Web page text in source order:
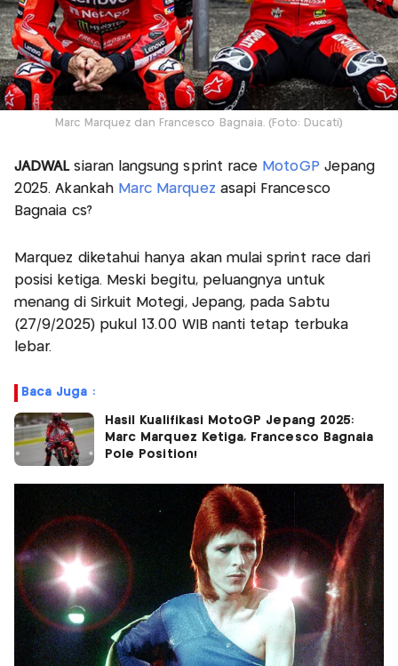
Marc Marquez dan Francesco Bagnaia. (Foto: Ducati)
JADWALsiaran langsung sprint race MotoGP Jepang
2025. Akankah Marc Marquez asapi Francesco
Bagnaia cs?
Marquez diketahui hanya akan mulai sprint race dari
posisi ketiga. Meski begitu, peluangnya untuk
menang di Sirkuit Motegi, Jepang, pada Sabtu
(27/9/2025) pukul 13.00 WIB nanti tetap terbuka
lebar.
Baca Juga :
Hasil Kualifikasi MotoGP Jepang 2025:
Marc Marquez Ketiga, Francesco Bagnaia
Pole Position!